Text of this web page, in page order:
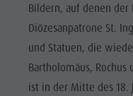
HIGHLIGHT
EVENTS
Tourenübersicht
Pilze sammeln
Kronplatz Doctor Service
FAQ
Bildern, auf denen der
Diözesanpatrone St.
und Statuen, die
Bartholomäus,
ist in der Mitte des 18.